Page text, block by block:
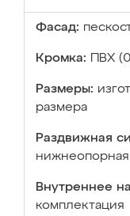
Фасад:
Кромка: ПВХ
Размеры:
размера
Раздвижная
нижнеопорная
Внутреннее
комплектация